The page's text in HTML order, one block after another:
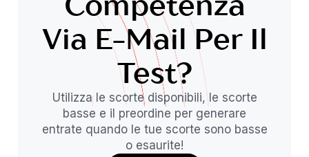
Via E-Mail Per Il
Test?
Utilizza le scorte disponibili, le scorte
basse e il preordine per generare
entrate quando le tue scorte sono basse
o esaurite!